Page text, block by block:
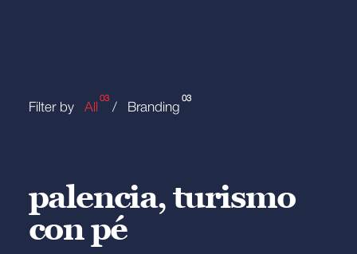
Filter by All
03
Branding
03
palencia, turismo
con pé